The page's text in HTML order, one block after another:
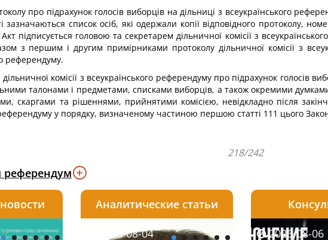
про підрахунок голосів виборців на дільниці з всеукраїнського
зазначаються список осіб, які одержали копії відповідного протоколу,
підписується головою та секретарем дільничної комісії з
з першим і другим примірниками протоколу дільничної комісії з
референдуму.
комісії з всеукраїнського референдуму про підрахунок голосів
талонами і предметами, списками виборців, а також окремими
скаргами та рішеннями, прийнятими комісією, невідкладно після
референдуму у порядку, визначеному частиною першою статті 111 цього
218/242
референдум
2026-08-05 2026-08-05
Аналитические статьи
2026-08-04 2026-08-04
2026-07-24 2026-08-06
2026-